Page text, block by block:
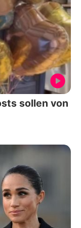
sollen von